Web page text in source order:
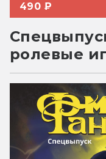
490 ₽
ролевые